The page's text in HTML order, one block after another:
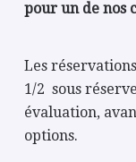
pour un de nos
Les
1/2 sous
évaluation,
options.